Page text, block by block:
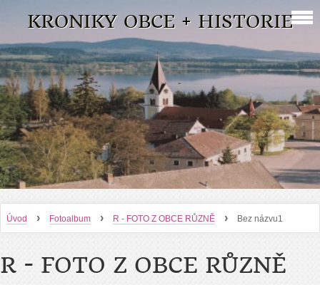
KRONIKY OBCE + HISTORIE
Úvod › Fotoalbum › R - FOTO Z OBCE RŮZNĚ › Bez názvu1
R - FOTO Z OBCE RŮZNĚ